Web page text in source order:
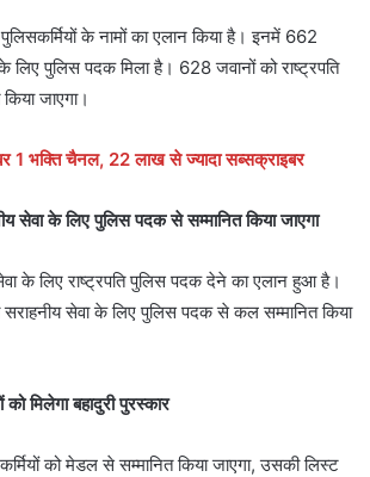
के नामों का एलान किया है। इनमें 662
के लिए पुलिस पदक मिला है। 628 जवानों को राष्ट्रपति
जाएगा।
1 भक्ति चैनल, 22 लाख से ज्यादा सब्सक्राइबर
सेवा के लिए पुलिस पदक से सम्मानित किया जाएगा
के लिए राष्ट्रपति पुलिस पदक देने का एलान हुआ है।
सराहनीय सेवा के लिए पुलिस पदक से कल सम्मानित किया
मिलेगा बहादुरी पुरस्कार
को मेडल से सम्मानित किया जाएगा, उसकी लिस्ट